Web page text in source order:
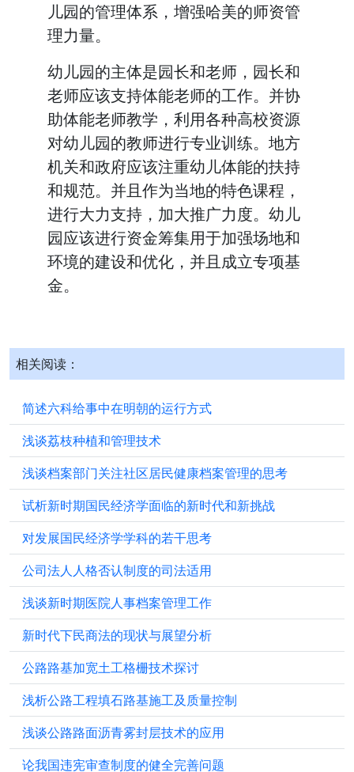
儿园的管理体系，增强哈美的师资管
理力量。
幼儿园的主体是园长和老师，园长和
老师应该支持体能老师的工作。并协
助体能老师教学，利用各种高校资源
对幼儿园的教师进行专业训练。地方
机关和政府应该注重幼儿体能的扶持
和规范。并且作为当地的特色课程，
进行大力支持，加大推广力度。幼儿
园应该进行资金筹集用于加强场地和
环境的建设和优化，并且成立专项基
金。
相关阅读：
简述六科给事中在明朝的运行方式
浅谈荔枝种植和管理技术
浅谈档案部门关注社区居民健康档案管理的思考
试析新时期国民经济学面临的新时代和新挑战
对发展国民经济学学科的若干思考
公司法人人格否认制度的司法适用
浅谈新时期医院人事档案管理工作
新时代下民商法的现状与展望分析
公路路基加宽土工格栅技术探讨
浅析公路工程填石路基施工及质量控制
浅谈公路路面沥青雾封层技术的应用
论我国违宪审查制度的健全完善问题